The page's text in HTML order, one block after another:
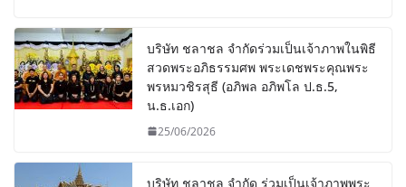
บริษัท ชลาชล จำกัดร่วมเป็นเจ้าภาพในพิธี
สวดพระอภิธรรมศพ พระเดชพระคุณพระ
พรหมวชิรสุธี (อภิพล อภิพโล ป.ธ.5,
น.ธ.เอก)
25/06/2026
บริษัท ชลาชล จำกัด ร่วมเป็นเจ้าภาพพระ